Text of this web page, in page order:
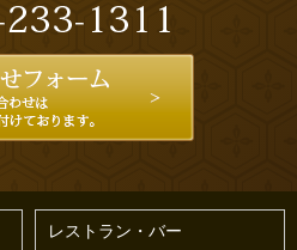
レストラン・バー